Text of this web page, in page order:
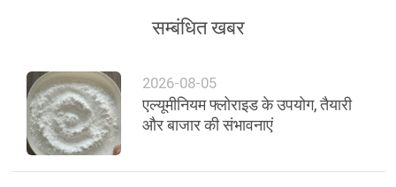
सम्बंधित खबर
2026-08-05
एल्यूमीनियम फ्लोराइड के उपयोग, तैयारी
और बाजार की संभावनाएं